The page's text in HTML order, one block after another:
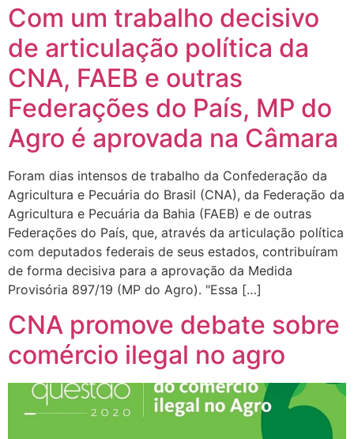
Com um trabalho decisivo
de articulação política da
CNA, FAEB e outras
Federações do País, MP do
Agro é aprovada na Câmara
Foram dias intensos de trabalho da Confederação da
Agricultura e Pecuária do Brasil (CNA), da Federação da
Agricultura e Pecuária da Bahia (FAEB) e de outras
Federações do País, que, através da articulação política
com deputados federais de seus estados, contribuíram
de forma decisiva para a aprovação da Medida
Provisória 897/19 (MP do Agro). "Essa […]
CNA promove debate sobre
comércio ilegal no agro